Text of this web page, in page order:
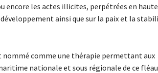
encore les actes illicites, perpétrées en
ainsi que sur la paix et la
comme une thérapie permettant aux
nationale et sous régionale de ce